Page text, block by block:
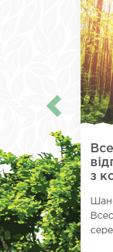
з